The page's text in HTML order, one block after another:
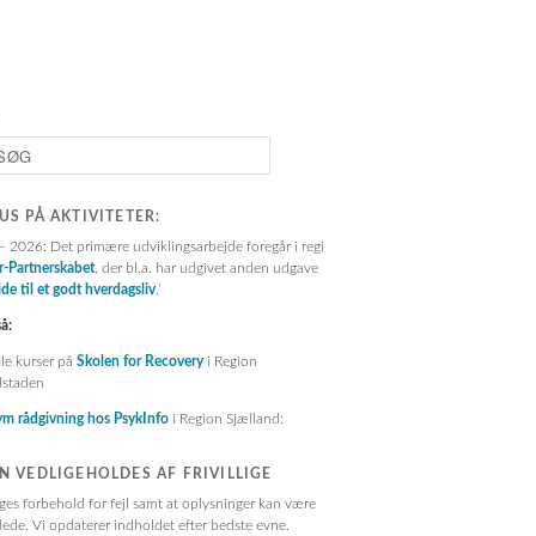
PÅ AKTIVITETER:
2026: Det primære udviklingsarbejde foregår i regi
Partnerskabet, der bl.a. har udgivet anden udgave
til et godt hverdagsliv.’
kurser på Skolen for Recoveryi Region
rådgivning hos PsykInfo i Region Sjælland:
VEDLIGEHOLDES AF FRIVILLIGE
forbehold for fejl samt at oplysninger kan være
Vi opdaterer indholdet efter bedste evne.